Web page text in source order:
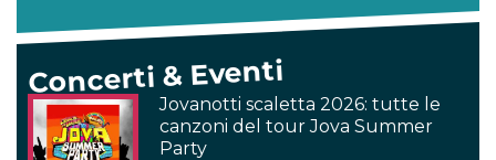
Concerti & Eventi
Jovanotti scaletta 2026: tutte le
canzoni del tour Jova Summer
Party